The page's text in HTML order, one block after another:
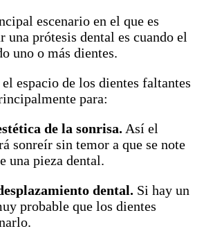
escenario en el que es
una prótesis dental es cuando el
uno o más dientes.
espacio de los dientes faltantes
para:
de la sonrisa. Así el
sonreír sin temor a que se note
una pieza dental.
dental. Si hay un
probable que los dientes